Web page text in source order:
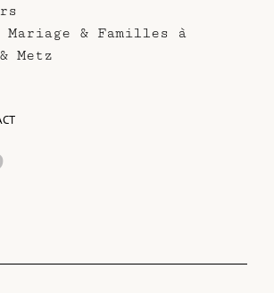
Mariage & Familles à
Metz